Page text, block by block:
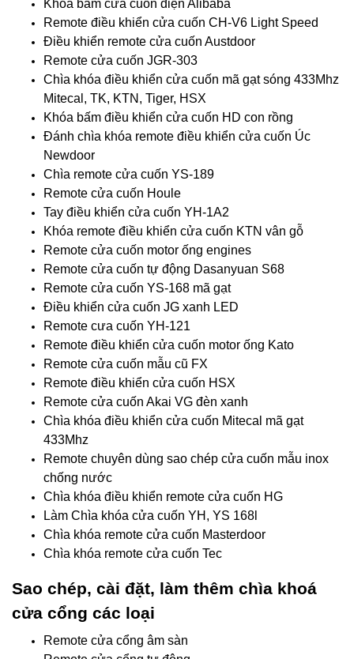
Khóa bấm cửa cuốn điện Alibaba
Remote điều khiển cửa cuốn CH-V6 Light Speed
Điều khiển remote cửa cuốn Austdoor
Remote cửa cuốn JGR-303
Chìa khóa điều khiển cửa cuốn mã gạt sóng 433Mhz
Mitecal, TK, KTN, Tiger, HSX
Khóa bấm điều khiển cửa cuốn HD con rồng
Đánh chìa khóa remote điều khiển cửa cuốn Úc
Newdoor
Chìa remote cửa cuốn YS-189
Remote cửa cuốn Houle
Tay điều khiển cửa cuốn YH-1A2
Khóa remote điều khiển cửa cuốn KTN vân gỗ
Remote cửa cuốn motor ống engines
Remote cửa cuốn tự động Dasanyuan S68
Remote cửa cuốn YS-168 mã gạt
Điều khiển cửa cuốn JG xanh LED
Remote cưa cuốn YH-121
Remote điều khiển cửa cuốn motor ống Kato
Remote cửa cuốn mẫu cũ FX
Remote điều khiển cửa cuốn HSX
Remote cửa cuốn Akai VG đèn xanh
Chìa khóa điều khiển cửa cuốn Mitecal mã gạt
433Mhz
Remote chuyên dùng sao chép cửa cuốn mẫu inox
chống nước
Chìa khóa điều khiển remote cửa cuốn HG
Làm Chìa khóa cửa cuốn YH, YS 168l
Chìa khóa remote cửa cuốn Masterdoor
Chìa khóa remote cửa cuốn Tec
Sao chép, cài đặt, làm thêm chìa khoá
cửa cổng các loại
Remote cửa cổng âm sàn